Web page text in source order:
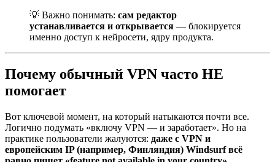
💡 Важно понимать: сам редактор
устанавливается и открывается — блокируется
именно доступ к нейросети, ядру продукта.
Почему обычный VPN часто НЕ
помогает
Вот ключевой момент, на который натыкаются почти все.
Логично подумать «включу VPN — и заработает». Но на
практике пользователи жалуются: даже с VPN и
европейским IP (например, Финляндия) Windsurfвсё